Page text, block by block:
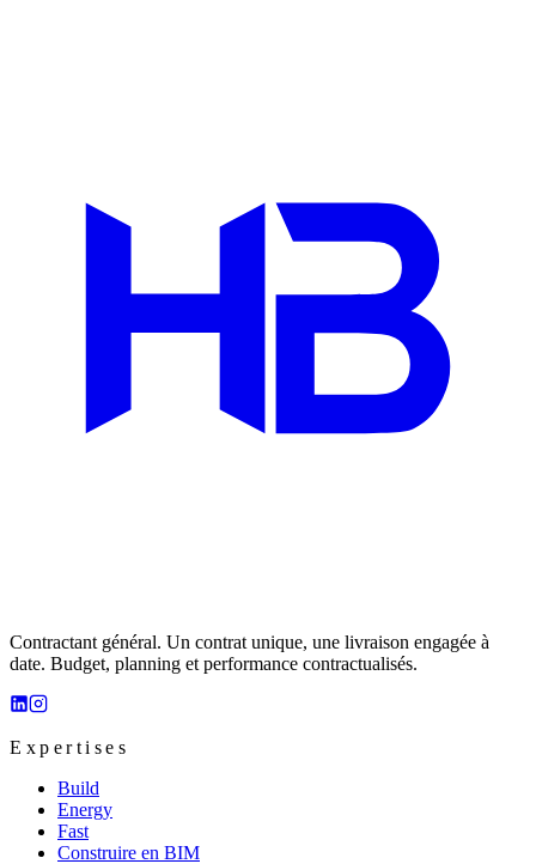
Contractant général. Un contrat unique, une livraison engagée à
date. Budget, planning et performance contractualisés.
Expertises
Build
Energy
Fast
Construire en BIM